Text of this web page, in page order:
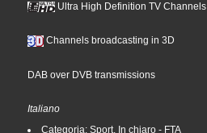
Ultra High Definition TV Channels
Channels broadcasting in 3D
DAB over DVB transmissions
Italiano
Categoria: Sport, In chiaro - FTA